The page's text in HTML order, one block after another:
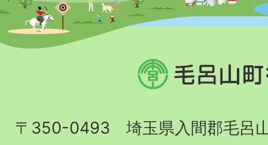
毛
呂
町
〒350-0493 埼玉県入間郡毛呂